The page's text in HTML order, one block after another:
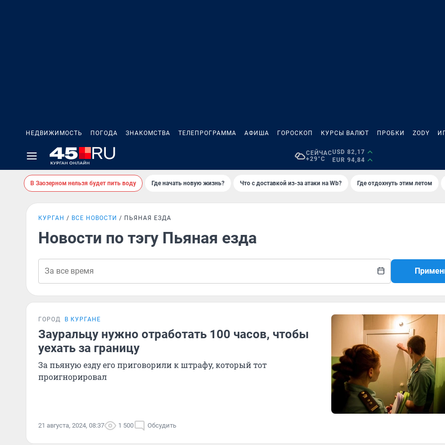
НЕДВИЖИМОСТЬ ПОГОДА ЗНАКОМСТВА ТЕЛЕПРОГРАММА АФИША ГОРОСКОП КУРСЫ ВАЛЮТ ПРОБКИ ZODY
СЕЙЧАС
+29°C
USD 82,17
EUR 94,84
В Заозерном нельзя будет пить воду Где начать новую жизнь? Что с доставкой из-за атаки на Wb? Где отдохнуть этим летом
КУРГАН ВСЕ НОВОСТИ ПЬЯНАЯ ЕЗДА
Новости по тэгу Пьяная езда
ГОРОД В КУРГАНЕ
Зауральцу нужно отработать 100 часов, чтобы
уехать за границу
За пьяную езду его приговорили к штрафу, который тот
проигнорировал
21 августа, 2024, 08:37 1 500 Обсудить